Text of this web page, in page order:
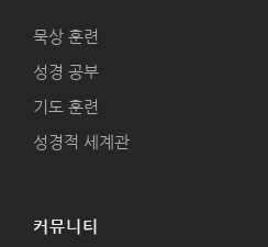
묵상 훈련
성경 공부
기도 훈련
성경적 세계관
커뮤니티